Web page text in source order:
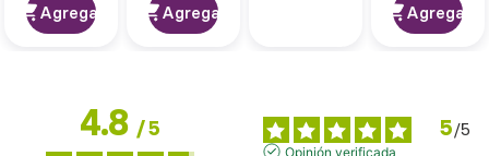
Agregar Agregar Agregar
4.8/5 5/5
Opinión verificada